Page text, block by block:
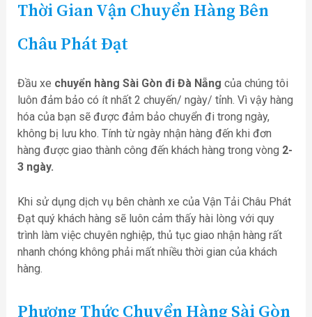
Thời Gian Vận Chuyển Hàng Bên
Châu Phát Đạt
Đầu xe chuyển hàng Sài Gòn đi Đà Nẵng của chúng tôi
luôn đảm bảo có ít nhất 2 chuyến/ ngày/ tỉnh. Vì vậy hàng
hóa của bạn sẽ được đảm bảo chuyển đi trong ngày,
không bị lưu kho. Tính từ ngày nhận hàng đến khi đơn
hàng được giao thành công đến khách hàng trong vòng 2-
3 ngày.
Khi sử dụng dịch vụ bên chành xe của Vận Tải Châu Phát
Đạt quý khách hàng sẽ luôn cảm thấy hài lòng với quy
trình làm việc chuyên nghiệp, thủ tục giao nhận hàng rất
nhanh chóng không phải mất nhiều thời gian của khách
hàng.
Phương Thức Chuyển Hàng Sài Gòn